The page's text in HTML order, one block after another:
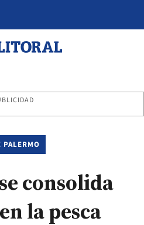
PALERMO
consolida
la pesca